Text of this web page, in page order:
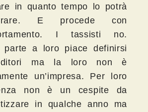
in quanto tempo lo potrà
E procede con
I tassisti no.
parte a loro piace definirsi
ma la loro non è
un’impresa. Per loro
non è un cespite da
in qualche anno ma